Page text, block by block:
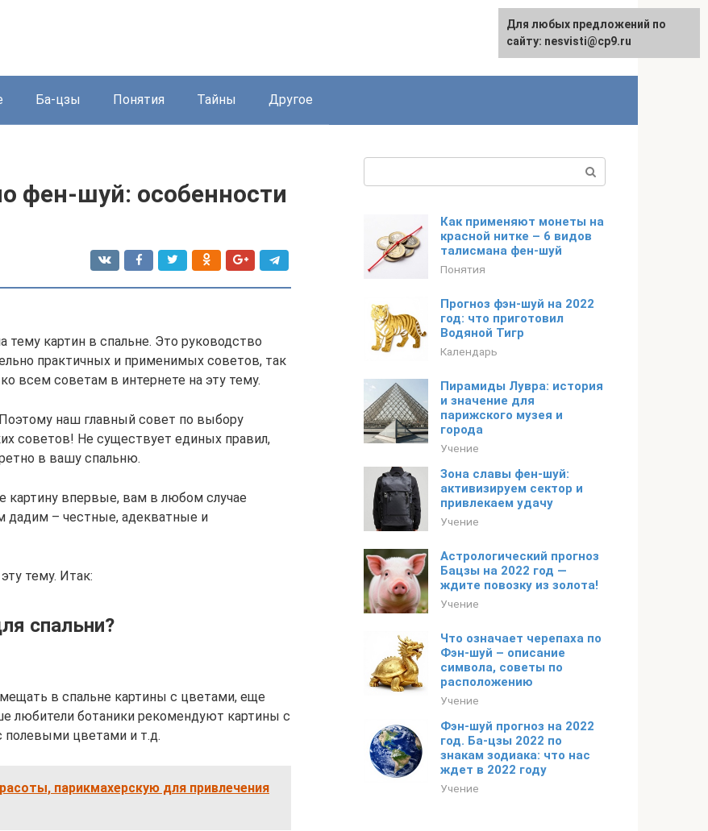
Ба-цзы Понятия Тайны Другое
фен-шуй: особенности
картин в спальне. Это руководство
практичных и применимых советов, так
всем советам в интернете на эту тему.
наш главный совет по выбору
советов! Не существует единых правил,
в вашу спальню.
впервые, вам в любом случае
– честные, адекватные и
тему. Итак:
спальни?
в спальне картины с цветами, еще
любители ботаники рекомендуют картины с
полевыми цветами и т.д.
парикмахерскую для привлечения
Как применяют монеты на
красной нитке – 6 видов
талисмана фен-шуй
Понятия
Прогноз фэн-шуй на 2022
год: что приготовил
Водяной Тигр
Календарь
Пирамиды Лувра: история
и значение для
парижского музея и
города
Учение
Зона славы фен-шуй:
активизируем сектор и
привлекаем удачу
Учение
Астрологический прогноз
Бацзы на 2022 год —
ждите повозку из золота!
Учение
Что означает черепаха по
Фэн-шуй – описание
символа, советы по
расположению
Учение
Фэн-шуй прогноз на 2022
год. Ба-цзы 2022 по
знакам зодиака: что нас
ждет в 2022 году
Учение
Для любых предложений по
сайту: nesvisti@cp9.ru